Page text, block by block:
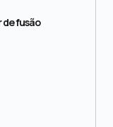
de fusão